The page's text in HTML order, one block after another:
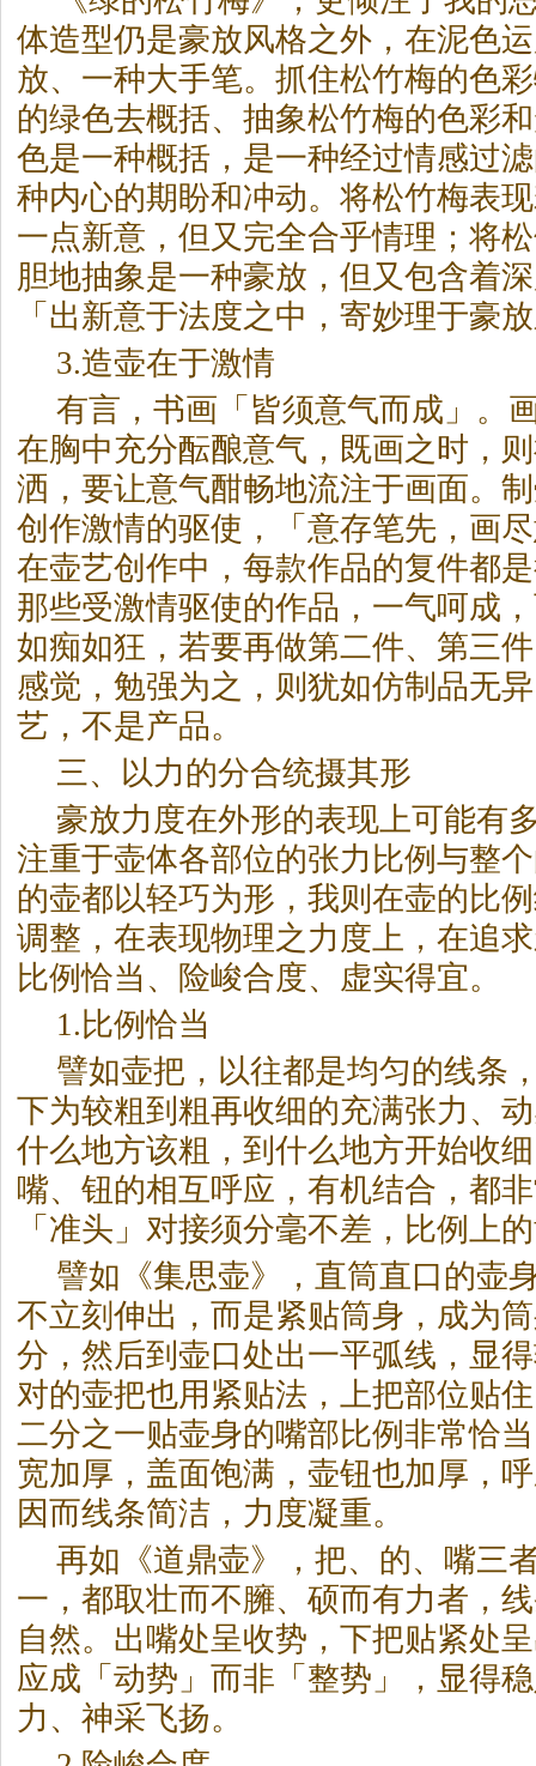
体造型仍是豪放风格之外，在泥色
放、一种大手笔。抓住松竹梅的色
的绿色去概括、抽象松竹梅的色彩
色是一种概括，是一种经过情感过
种内心的期盼和冲动。将松竹梅表
一点新意，但又完全合乎情理；将
胆地抽象是一种豪放，但又包含着
「出新意于法度之中，寄妙理于豪
3.造壶在于激情
有言，书画「皆须意气而成」。
在胸中充分酝酿意气，既画之时，
洒，要让意气酣畅地流注于画面。
创作激情的驱使，「意存笔先，画
在壶艺创作中，每款作品的复件都
那些受激情驱使的作品，一气呵成
如痴如狂，若要再做第二件、第三
感觉，勉强为之，则犹如仿制品无
艺，不是产品。
三、以力的分合统摄其形
豪放力度在外形的表现上可能有
注重于壶体各部位的张力比例与整
的壶都以轻巧为形，我则在壶的比
调整，在表现物理之力度上，在追
比例恰当、险峻合度、虚实得宜。
1.比例恰当
譬如壶把，以往都是均匀的线条
下为较粗到粗再收细的充满张力、
什么地方该粗，到什么地方开始收
嘴、钮的相互呼应，有机结合，都
「准头」对接须分毫不差，比例上
譬如《集思壶》，直筒直口的壶
不立刻伸出，而是紧贴筒身，成为
分，然后到壶口处出一平弧线，显
对的壶把也用紧贴法，上把部位贴
二分之一贴壶身的嘴部比例非常恰
宽加厚，盖面饱满，壶钮也加厚，
因而线条简洁，力度凝重。
再如《道鼎壶》，把、的、嘴三
一，都取壮而不臃、硕而有力者，
自然。出嘴处呈收势，下把贴紧处
应成「动势」而非「整势」，显得
力、神采飞扬。